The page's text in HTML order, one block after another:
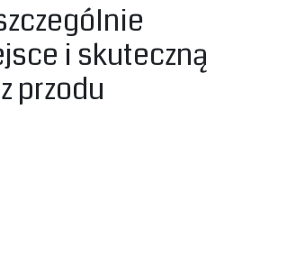
i skuteczną
przodu